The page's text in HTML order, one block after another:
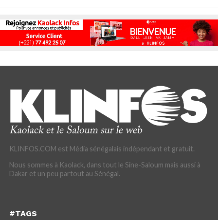
KLINFOS.COM est Média sénégalais indépendant et gratuit.
Nous sommes à Kaolack, dans tout le Sine-Saloum mais aussi à
Dakar et un peu partout au Sénégal.
#TAGS